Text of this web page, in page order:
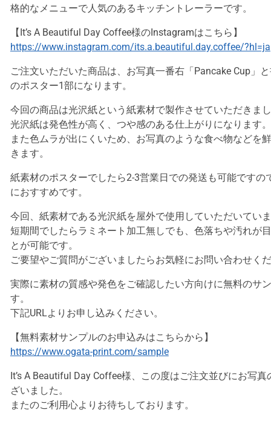
格的なメニューで人気のあるキッチントレーラーです。
【It’s A Beautiful Day Coffee様のInstagramはこちら】
https://www.instagram.com/its.a.beautiful.day.coffee/?hl=ja
ご注文いただいた商品は、お写真一番右「Pancake Cup」
のポスター1部になります。
今回の商品は光沢紙という紙素材で製作させていただきま
光沢紙は発色性が高く、つや感のある仕上がりになります。
また色ムラが出にくいため、お写真のような食べ物などを
きます。
紙素材のポスターでしたら2-3営業日での発送も可能ですの
におすすめです。
今回、紙素材である光沢紙を屋外で使用していただいてい
短期間でしたらラミネート加工無しでも、色落ちや汚れが
とが可能です。
ご要望やご質問がございましたらお気軽にお問い合わせく
実際に素材の質感や発色をご確認したい方向けに無料のサ
す。
下記URLよりお申し込みください。
【無料素材サンプルのお申込みはこちらから】
https://www.ogata-print.com/sample
It’s A Beautiful Day Coffee様、この度はご注文並びにお写
ざいました。
またのご利用心よりお待ちしております。